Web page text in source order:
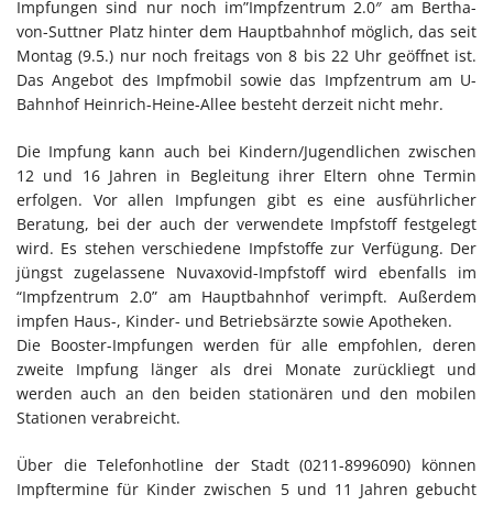
Impfungen sind nur noch im”Impfzentrum 2.0″ am Bertha-
von-Suttner Platz hinter dem Hauptbahnhof möglich, das seit
Montag (9.5.) nur noch freitags von 8 bis 22 Uhr geöffnet ist.
Das Angebot des Impfmobil sowie das Impfzentrum am U-
Bahnhof Heinrich-Heine-Allee besteht derzeit nicht mehr.
Die Impfung kann auch bei Kindern/Jugendlichen zwischen
12 und 16 Jahren in Begleitung ihrer Eltern ohne Termin
erfolgen. Vor allen Impfungen gibt es eine ausführlicher
Beratung, bei der auch der verwendete Impfstoff festgelegt
wird. Es stehen verschiedene Impfstoffe zur Verfügung. Der
jüngst zugelassene Nuvaxovid-Impfstoff wird ebenfalls im
“Impfzentrum 2.0” am Hauptbahnhof verimpft. Außerdem
impfen Haus-, Kinder- und Betriebsärzte sowie Apotheken.
Die Booster-Impfungen werden für alle empfohlen, deren
zweite Impfung länger als drei Monate zurückliegt und
werden auch an den beiden stationären und den mobilen
Stationen verabreicht.
Über die Telefonhotline der Stadt (0211-8996090) können
Impftermine für Kinder zwischen 5 und 11 Jahren gebucht